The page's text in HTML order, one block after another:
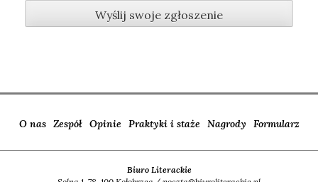
O nas Zespół Opinie Praktyki i staże Nagrody Formularz
Biuro Literackie